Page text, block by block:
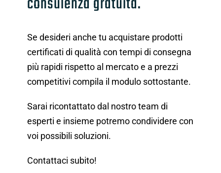
Se desideri anche tu acquistare prodotti
certificati di qualità con tempi di consegna
più rapidi rispetto al mercato e a prezzi
competitivi compila il modulo sottostante.
Sarai ricontattato dal nostro team di
esperti e insieme potremocondividere con
voi possibili soluzioni.
Contattaci subito!